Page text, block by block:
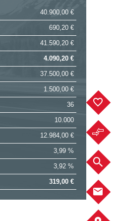
40.900,00 €
690,20 €
41.590,20 €
4.090,20 €
37.500,00 €
1.500,00 €
36
10.000
12.984,00 €
3,99 %
3,92 %
319,00 €